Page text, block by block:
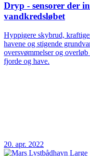
Dryp - sensorer der
vandkredsløbet
Hyppigere skybrud,
havene og stigende
oversvømmelser og
fjorde og have.
20. apr. 2022